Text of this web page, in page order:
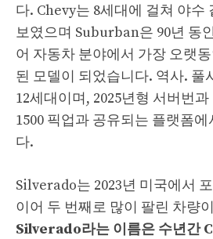
다. Chevy는 8세대에 걸쳐 야수
보였으며 Suburban은 90년 동
어 자동차 분야에서 가장 오랫
된 모델이 되었습니다. 역사. 풀
12세대이며, 2025년형 서버번
1500 픽업과 공유되는 플랫폼
다.
Silverado는 2023년 미국에서
이어 두 번째로 많이 팔린 차량
Silverado라는 이름은 수년간